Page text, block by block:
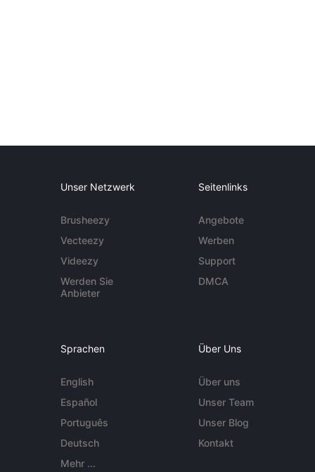
Unser Netzwerk
Brusheezy
Vecteezy
Videezy
Werden Sie
Anbieter
Seitenlinks
Angebote
Werben
Support
DMCA
Sprachen
English
Español
Português
Deutsch
Mehr ...
Über Uns
Über uns
Unser Team
Unser Blog
Kontakt